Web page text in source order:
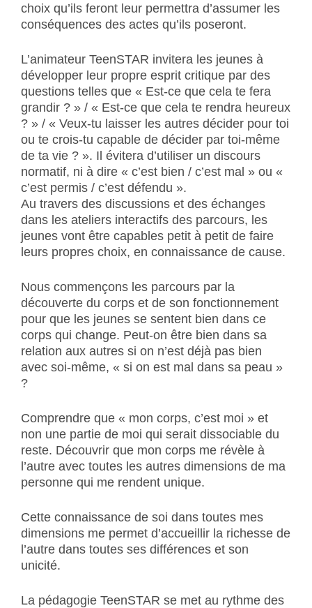
choix qu’ils feront leur permettra d’assumer les
conséquences des actes qu’ils poseront.
L’animateur TeenSTAR invitera les jeunes à
développer leur propre esprit critique par des
questions telles que « Est-ce que cela te fera
grandir ? » / « Est-ce que cela te rendra heureux
? » / « Veux-tu laisser les autres décider pour toi
ou te crois-tu capable de décider par toi-même
de ta vie ? ». Il évitera d’utiliser un discours
normatif, ni à dire « c’est bien / c’est mal » ou «
c’est permis / c’est défendu ».
Au travers des discussions et des échanges
dans les ateliers interactifs des parcours, les
jeunes vont être capables petit à petit de faire
leurs propres choix, en connaissance de cause.
Nous commençons les parcours par la
découverte du corps et de son fonctionnement
pour que les jeunes se sentent bien dans ce
corps qui change. Peut-on être bien dans sa
relation aux autres si on n’est déjà pas bien
avec soi-même, « si on est mal dans sa peau »
?
Comprendre que « mon corps, c’est moi » et
non une partie de moi qui serait dissociable du
reste. Découvrir que mon corps me révèle à
l’autre avec toutes les autres dimensions de ma
personne qui me rendent unique.
Cette connaissance de soi dans toutes mes
dimensions me permet d’accueillir la richesse de
l’autre dans toutes ses différences et son
unicité.
La pédagogie TeenSTAR se met au rythme des